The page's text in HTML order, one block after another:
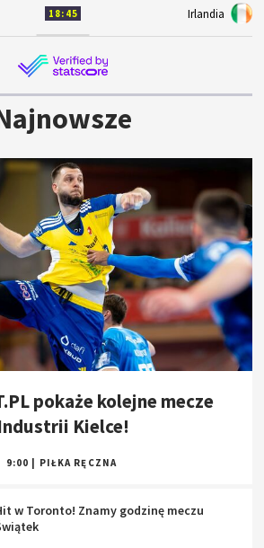
18:45 Irlandia
pokaże kolejne mecze
Kielce!
9:00 PIŁKA RĘCZNA
w Toronto! Znamy godzinę meczu